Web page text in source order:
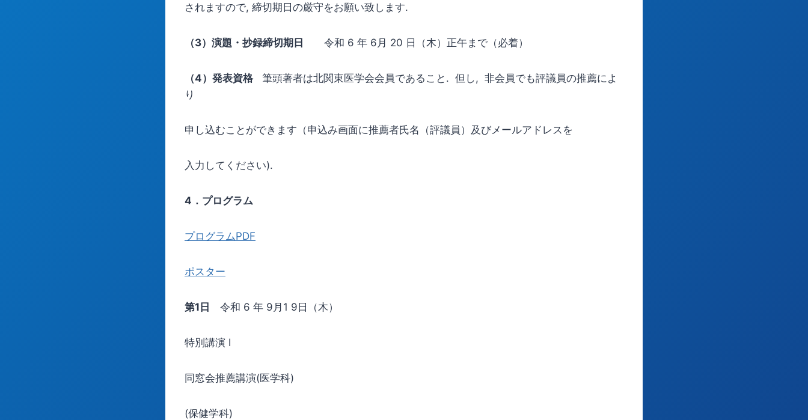
されますので, 締切期日の厳守をお願い致します.
（3）演題・抄録締切期日 令和 6 年 6月 20 日（木）正午まで（必着）
（4）発表資格 筆頭著者は北関東医学会会員であること. 但し, 非会員でも評議員の推薦によ
り
申し込むことができます（申込み画面に推薦者氏名（評議員）及びメールアドレスを
入力してください).
4 ．プログラム
プログラムPDF
ポスター
第1日 令和 6 年 9月1 9日（木）
特別講演 Ⅰ
同窓会推薦講演(医学科)
(保健学科)